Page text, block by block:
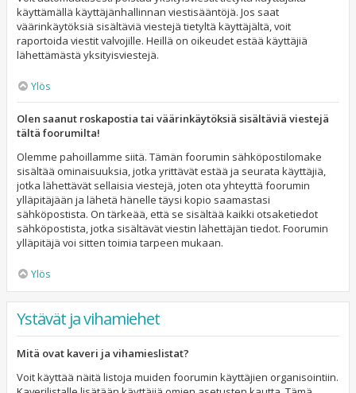
käyttämällä käyttäjänhallinnan viestisääntöjä. Jos saat
väärinkäytöksiä sisältäviä viestejä tietyltä käyttäjältä, voit
raportoida viestit valvojille. Heillä on oikeudet estää käyttäjiä
lähettämästä yksityisviestejä.
Ylös
Olen saanut roskapostia tai väärinkäytöksiä sisältäviä viestejä
tältä foorumilta!
Olemme pahoillamme siitä. Tämän foorumin sähköpostilomake
sisältää ominaisuuksia, jotka yrittävät estää ja seurata käyttäjiä,
jotka lähettävät sellaisia viestejä, joten ota yhteyttä foorumin
ylläpitäjään ja lähetä hänelle täysi kopio saamastasi
sähköpostista. On tärkeää, että se sisältää kaikki otsaketiedot
sähköpostista, jotka sisältävät viestin lähettäjän tiedot. Foorumin
ylläpitäjä voi sitten toimia tarpeen mukaan.
Ylös
Ystävät ja vihamiehet
Mitä ovat kaveri ja vihamieslistat?
Voit käyttää näitä listoja muiden foorumin käyttäjien organisointiin.